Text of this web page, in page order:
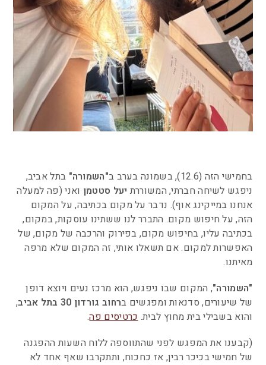
בחמישי הזה (12.6), בשמונה בערב ב "השמורה" בתל אביב,
ניפגש לשיחה חברתי, המשוררת יעל סטטמן ואני (פה למעלה
אנחנו במייקינג אוף). נדבר על מקום בכתיבה, על המקום
הזה, על חיפוש מקום. התברר לנו ששתינו עוסקות, במקום,
בכתיבה עליו, בחיפוש מקום, בפירוק והרכבה של מקום, של
האפשרות למקום. אם תשאלו אותי, זה המקום שלא מרפה
מאיתנו.
"השמורה", המקום שבו ניפגש, הוא מרכז נעים ויוצא דופן
של שיעורים, סדנאות ומפגשים ברחוב גורדון 30 בתל אביב
,
והוא בשבילי בית מחוץ לבית. כרטיסים פה.
(קבענו את המפגש לפני שהתווספה ללוח השעות ההפגנה
של חמישי בכיכר רבין, אז כחכוח, ותתקרבו שאף אחד לא